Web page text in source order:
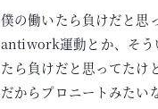
僕の働いたら負けだと思
antiwork運動とか、そう
たら負けだと思ってたけ
だからプロニートみたい